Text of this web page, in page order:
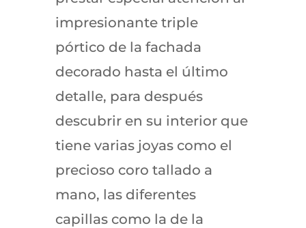
impresionante triple
pórtico de la fachada
decorado hasta el último
detalle, para después
descubrir en su interior que
tiene varias joyas como el
precioso coro tallado a
mano, las diferentes
capillas como la de la